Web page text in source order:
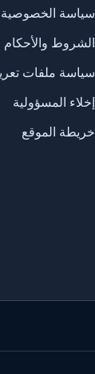
سياسة الخصوصية
الشروط والأحكام
سياسة ملفات
إخلاء المسؤولية
خريطة الموقع